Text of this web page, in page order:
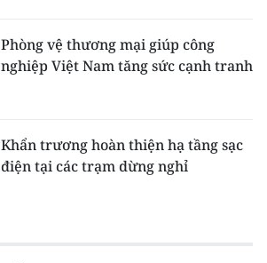
Phòng vệ thương mại giúp công
nghiệp Việt Nam tăng sức cạnh tranh
Khẩn trương hoàn thiện hạ tầng sạc
điện tại các trạm dừng nghỉ